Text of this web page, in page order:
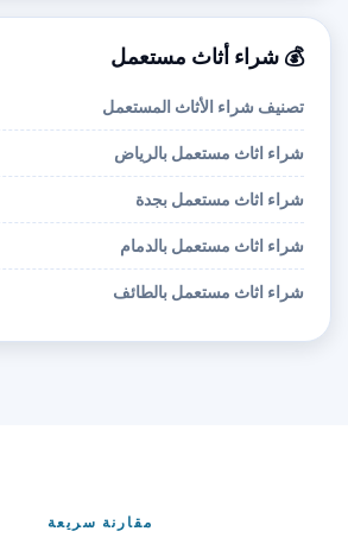
💰 شراء أثاث مستعمل
تصنيف شراء الأثاث المستعمل
شراء اثاث مستعمل بالرياض
شراء اثاث مستعمل بجدة
شراء اثاث مستعمل بالدمام
شراء اثاث مستعمل بالطائف
مقارنة سريعة